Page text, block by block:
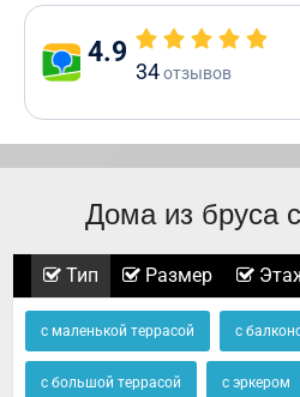
4.9
34отзывов
Дома из бруса
Тип Размер
с маленькой террасой с
с большой террасой с эркером